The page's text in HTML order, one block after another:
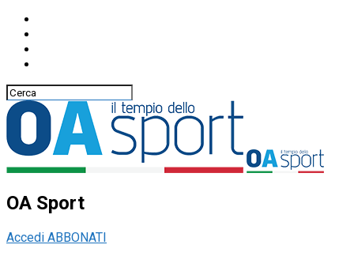
OA Sport
Accedi ABBONATI